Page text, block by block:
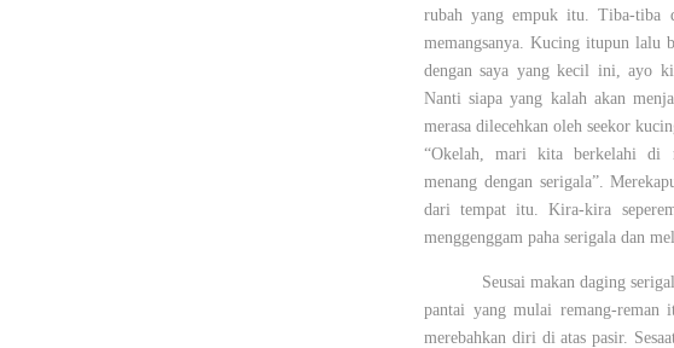
rubah yang empuk itu. Tiba-tiba
memangsanya. Kucing itupun lalu
dengan saya yang kecil ini, ayo
Nanti siapa yang kalah akan
merasa dilecehkan oleh seekor
“Okelah, mari kita berkelahi di
menang dengan serigala”.
dari tempat itu. Kira-kira
menggenggam paha serigala dan
Seusai makan daging
pantai yang mulai remang-
merebahkan diri di atas pasir.